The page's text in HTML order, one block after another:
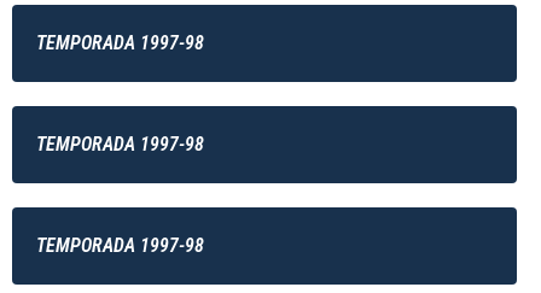
TEMPORADA 1997-98
TEMPORADA 1997-98
TEMPORADA 1997-98